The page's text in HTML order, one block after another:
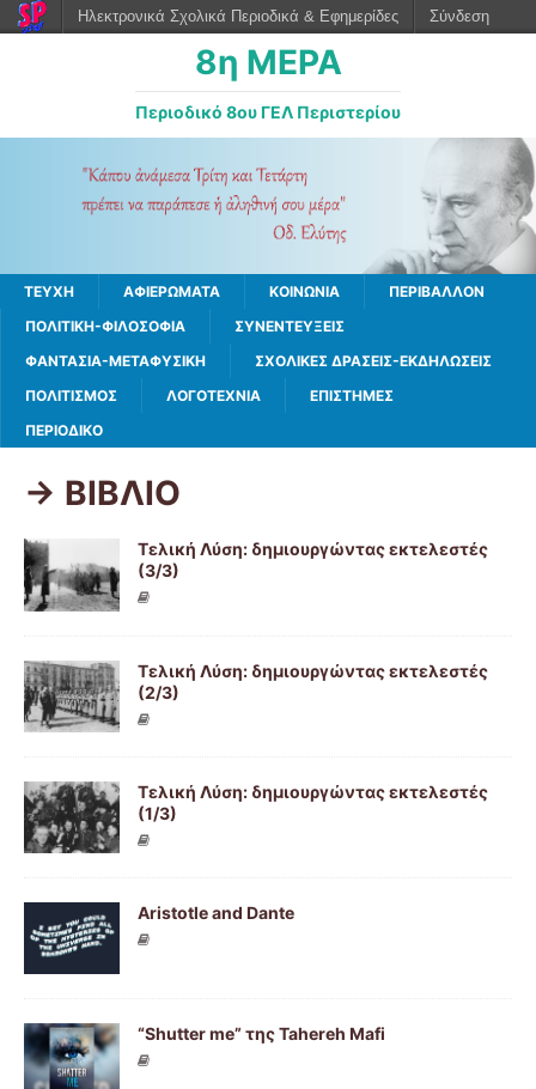
8η ΜΕΡΑ
Περιοδικό 8ου ΓΕΛ Περιστερίου
ΤΕΥΧΗ ΑΦΙΕΡΩΜΑΤΑ ΚΟΙΝΩΝΙΑ
ΠΕΡΙΒΑΛΛΟΝ
ΠΟΛΙΤΙΚΗ-ΦΙΛΟΣΟΦΙΑ
ΣΥΝΕΝΤΕΥΞΕΙΣ
ΦΑΝΤΑΣΙΑ-ΜΕΤΑΦΥΣΙΚΗ
ΣΧΟΛΙΚΕΣ ΔΡΑΣΕΙΣ-ΕΚΔΗΛΩΣΕΙΣ
ΠΟΛΙΤΙΣΜΟΣ
ΛΟΓΟΤΕΧΝΙΑ
ΕΠΙΣΤΗΜΕΣ
ΠΕΡΙΟΔΙΚΟ
-> ΒΙΒΛΙΟ
Τελική Λύση: δημιουργώντας εκτελεστές
(3/3)
Τελική Λύση: δημιουργώντας εκτελεστές
(2/3)
Τελική Λύση: δημιουργώντας εκτελεστές
(1/3)
Aristotle and Dante
“Shutter me” της Tahereh Mafi
Ηλεκτρονικά Σχολικά Περιοδικά & Εφημερίδες Σύνδεση